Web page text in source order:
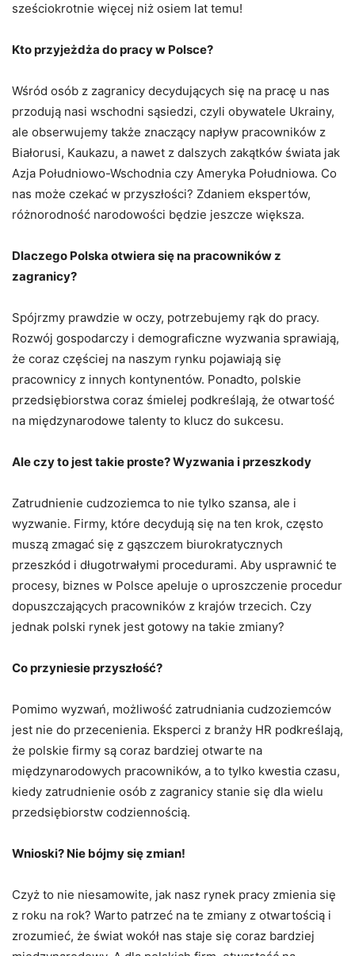
sześciokrotnie więcej niż osiem lat temu!
Kto przyjeżdża do pracy w Polsce?
Wśród osób z zagranicy decydujących się na pracę u nas
przodują nasi wschodni sąsiedzi, czyli obywatele Ukrainy,
ale obserwujemy także znaczący napływ pracowników z
Białorusi, Kaukazu, a nawet z dalszych zakątków świata jak
Azja Południowo-Wschodnia czy Ameryka Południowa. Co
nas może czekać w przyszłości? Zdaniem ekspertów,
różnorodność narodowości będzie jeszcze większa.
Dlaczego Polska otwiera się na pracowników z
zagranicy?
Spójrzmy prawdzie w oczy, potrzebujemy rąk do pracy.
Rozwój gospodarczy i demograficzne wyzwania sprawiają,
że coraz częściej na naszym rynku pojawiają się
pracownicy z innych kontynentów. Ponadto, polskie
przedsiębiorstwa coraz śmielej podkreślają, że otwartość
na międzynarodowe talenty to klucz do sukcesu.
Ale czy to jest takie proste? Wyzwania i przeszkody
Zatrudnienie cudzoziemca to nie tylko szansa, ale i
wyzwanie. Firmy, które decydują się na ten krok, często
muszą zmagać się z gąszczem biurokratycznych
przeszkód i długotrwałymi procedurami. Aby usprawnić te
procesy, biznes w Polsce apeluje o uproszczenie procedur
dopuszczających pracowników z krajów trzecich. Czy
jednak polski rynek jest gotowy na takie zmiany?
Co przyniesie przyszłość?
Pomimo wyzwań, możliwość zatrudniania cudzoziemców
jest nie do przecenienia. Eksperci z branży HR podkreślają,
że polskie firmy są coraz bardziej otwarte na
międzynarodowych pracowników, a to tylko kwestia czasu,
kiedy zatrudnienie osób z zagranicy stanie się dla wielu
przedsiębiorstw codziennością.
Wnioski? Nie bójmy się zmian!
Czyż to nie niesamowite, jak nasz rynek pracy zmienia się
z roku na rok? Warto patrzeć na te zmiany z otwartością i
zrozumieć, że świat wokół nas staje się coraz bardziej